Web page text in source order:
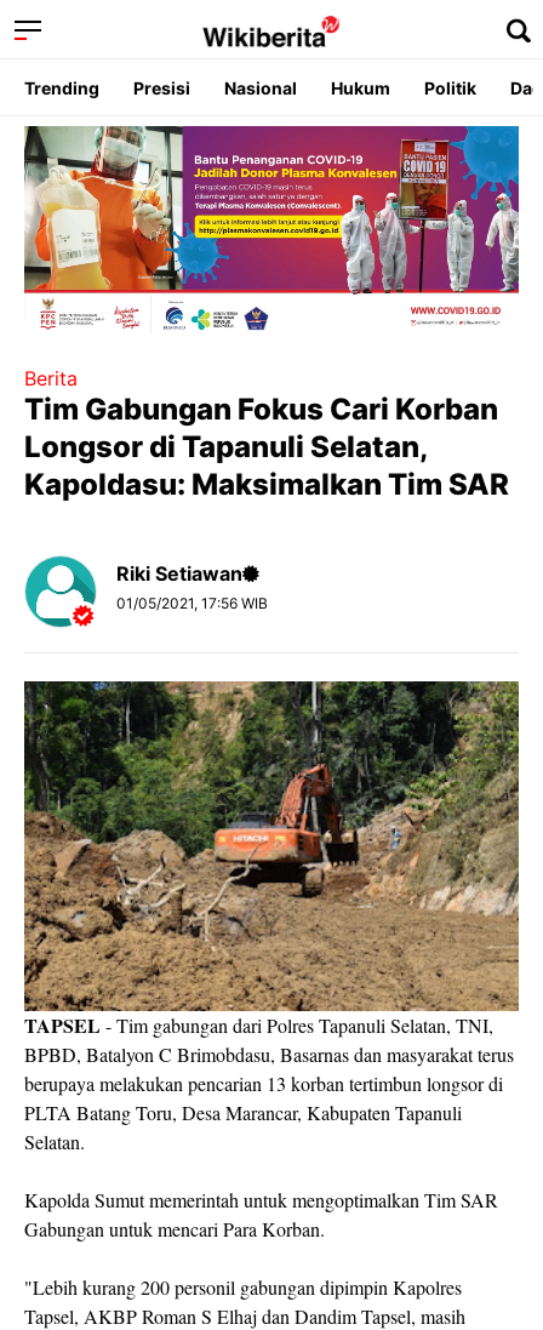
Trending Presisi Nasional Hukum Politik
Berita
Tim Gabungan Fokus Cari Korban
Longsor di Tapanuli Selatan,
Kapoldasu: Maksimalkan Tim SAR
Riki Setiawan
01/05/2021, 17:56 WIB
TAPSEL- Tim gabungan dari Polres Tapanuli Selatan, TNI,
BPBD, Batalyon C Brimobdasu, Basarnas dan masyarakat terus
berupaya melakukan pencarian 13 korban tertimbun longsor di
PLTA Batang Toru, Desa Marancar, Kabupaten Tapanuli
Selatan.
Kapolda Sumut memerintah untuk mengoptimalkan Tim SAR
Gabungan untuk mencari Para Korban.
"Lebih kurang 200 personil gabungan dipimpin Kapolres
Tapsel, AKBP Roman S Elhaj dan Dandim Tapsel, masih